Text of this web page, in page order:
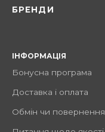
БРЕНДИ
ІНФОРМАЦІЯ
Бонусна програма
Доставка і оплата
Обмін чи повернення